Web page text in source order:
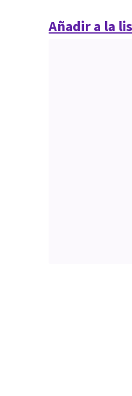
Añadir a la